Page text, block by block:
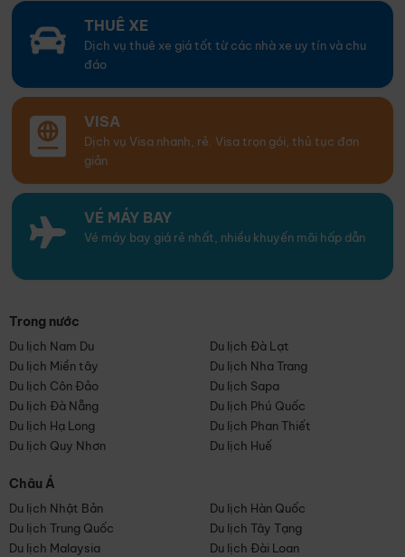
THUÊ XE
Dịch vụ thuê xe giá tốt từ các nhà xe uy tín và chu
đáo
VISA
Dịch vụ Visa nhanh, rẻ. Visa trọn gói, thủ tục đơn
giản
VÉ MÁY BAY
Vé máy bay giá rẻ nhất, nhiều khuyến mãi hấp dẫn
Trong nước
Du lịch Nam Du
Du lịch Đà Lạt
Du lịch Miền tây
Du lịch Nha Trang
Du lịch Côn Đảo
Du lịch Sapa
Du lịch Đà Nẵng
Du lịch Phú Quốc
Du lịch Hạ Long
Du lịch Phan Thiết
Du lịch Quy Nhơn
Du lịch Huế
Châu Á
Du lịch Nhật Bản
Du lịch Hàn Quốc
Du lịch Trung Quốc
Du lịch Tây Tạng
Du lịch Malaysia
Du lịch Đài Loan